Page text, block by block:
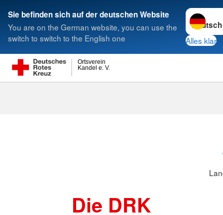
Sie befinden sich auf der deutschen Website
You are on the German website, you can use the
switch to switch to the English one
Sprache
Alles klar
Kandel e. V.
Ortsverein
Suche
Die DRK